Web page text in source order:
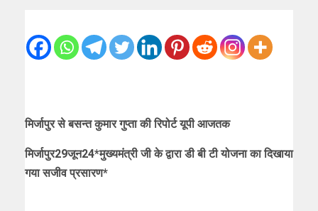
मिर्जापुर से बसन्त कुमार गुप्ता की रिपोर्ट यूपी आजतक
मिर्जापुर29जून24*मुख्यमंत्री जी के द्वारा डी बी टी योजना का दिखाया
गया सजीव प्रसारण*